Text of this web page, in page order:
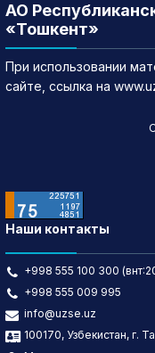
АО
«Тошкент»
При использовании
сайте, ссылка на
Наши контакты
+998 555 100 300
+998 555 009 995
info@uzse.uz
100170, Узбекистан, г.